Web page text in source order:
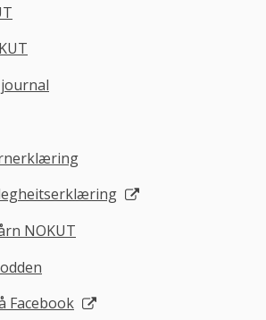
NOKUT
Facebook